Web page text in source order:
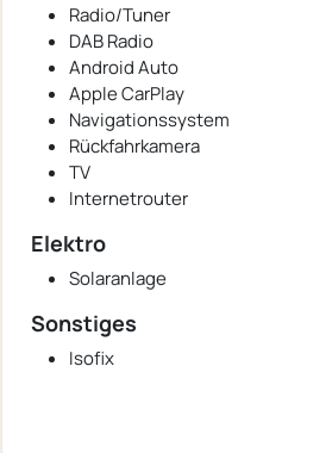
Radio/Tuner
DAB Radio
Android Auto
Apple CarPlay
Navigationssystem
Rückfahrkamera
TV
Internetrouter
Elektro
Solaranlage
Sonstiges
Isofix